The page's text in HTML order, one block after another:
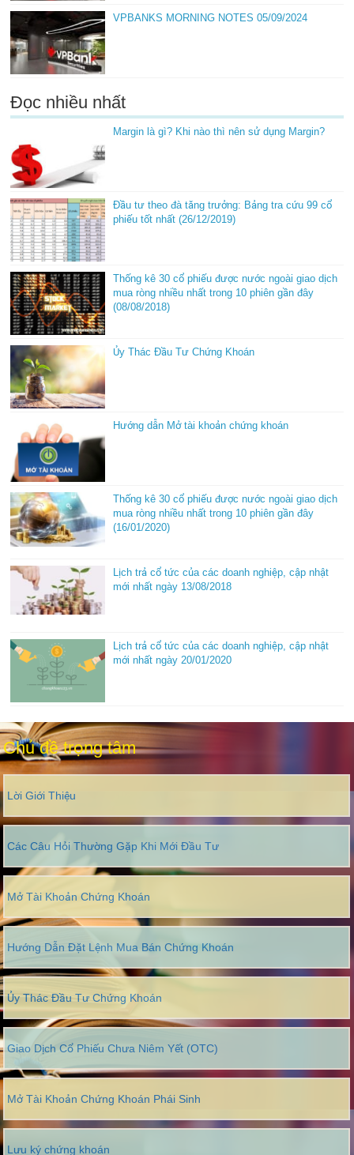
VPBANKS MORNING NOTES 05/09/2024
Đọc nhiều nhất
Margin là gì? Khi nào thì nên sử dụng Margin?
Đầu tư theo đà tăng trưởng: Bảng tra cứu 99 cổ
phiếu tốt nhất (26/12/2019)
Thống kê 30 cổ phiếu được nước ngoài giao dịch
mua ròng nhiều nhất trong 10 phiên gần đây
(08/08/2018)
Ủy Thác Đầu Tư Chứng Khoán
Hướng dẫn Mở tài khoản chứng khoán
Thống kê 30 cổ phiếu được nước ngoài giao dịch
mua ròng nhiều nhất trong 10 phiên gần đây
(16/01/2020)
Lịch trả cổ tức của các doanh nghiệp, cập nhật
mới nhất ngày 13/08/2018
Lịch trả cổ tức của các doanh nghiệp, cập nhật
mới nhất ngày 20/01/2020
Chủ đề trọng tâm
Lời Giới Thiệu
Các Câu Hỏi Thường Gặp Khi Mới Đầu Tư
Mở Tài Khoản Chứng Khoán
Hướng Dẫn Đặt Lệnh Mua Bán Chứng Khoán
Ủy Thác Đầu Tư Chứng Khoán
Giao Dịch Cổ Phiếu Chưa Niêm Yết (OTC)
Mở Tài Khoản Chứng Khoán Phái Sinh
Lưu ký chứng khoán